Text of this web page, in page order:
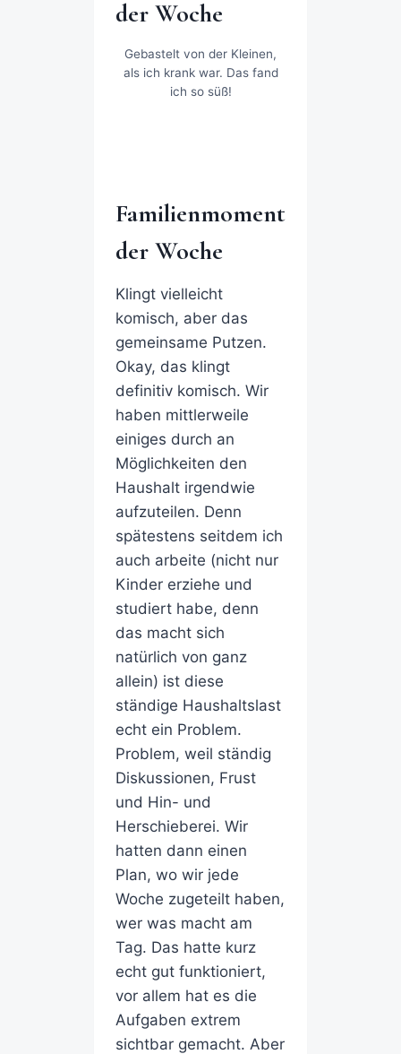
der Woche
Gebastelt von der Kleinen,
als ich krank war. Das fand
ich so süß!
Familienmoment
der Woche
Klingt vielleicht
komisch, aber das
gemeinsame Putzen.
Okay, das klingt
definitiv komisch. Wir
haben mittlerweile
einiges durch an
Möglichkeiten den
Haushalt irgendwie
aufzuteilen. Denn
spätestens seitdem ich
auch arbeite (nicht nur
Kinder erziehe und
studiert habe, denn
das macht sich
natürlich von ganz
allein) ist diese
ständige Haushaltslast
echt ein Problem.
Problem, weil ständig
Diskussionen, Frust
und Hin- und
Herschieberei. Wir
hatten dann einen
Plan, wo wir jede
Woche zugeteilt haben,
wer was macht am
Tag. Das hatte kurz
echt gut funktioniert,
vor allem hat es die
Aufgaben extrem
sichtbar gemacht. Aber